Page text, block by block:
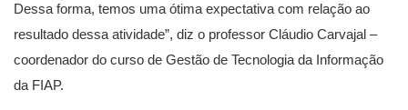
Dessa forma, temos uma ótima expectativa com relação ao
resultado dessa atividade”, diz o professor Cláudio Carvajal –
coordenador do curso de Gestão de Tecnologia da Informação
da FIAP.